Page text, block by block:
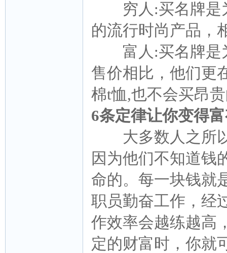
穷人:买名牌是
的流行时尚产品，
富人:买名牌是
售价相比，他们更
棉t恤,也不会买昂
6条定律让你变得
大多数人之所以
因为他们不知道钱
命的。每一块钱就
职员勤奋工作，经
作效率会越练越高
定的财富时，你就